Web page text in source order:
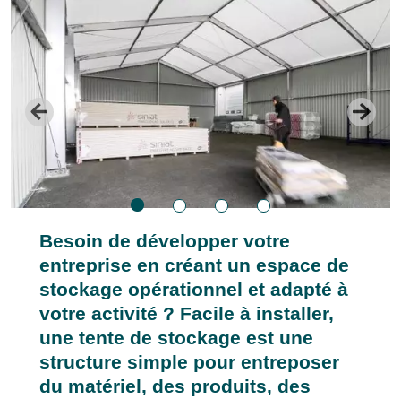
Besoin de développer votre
entreprise en créant un espace de
stockage opérationnel et adapté à
votre activité ? Facile à installer,
une tente de stockage est une
structure simple pour entreposer
du matériel, des produits, des